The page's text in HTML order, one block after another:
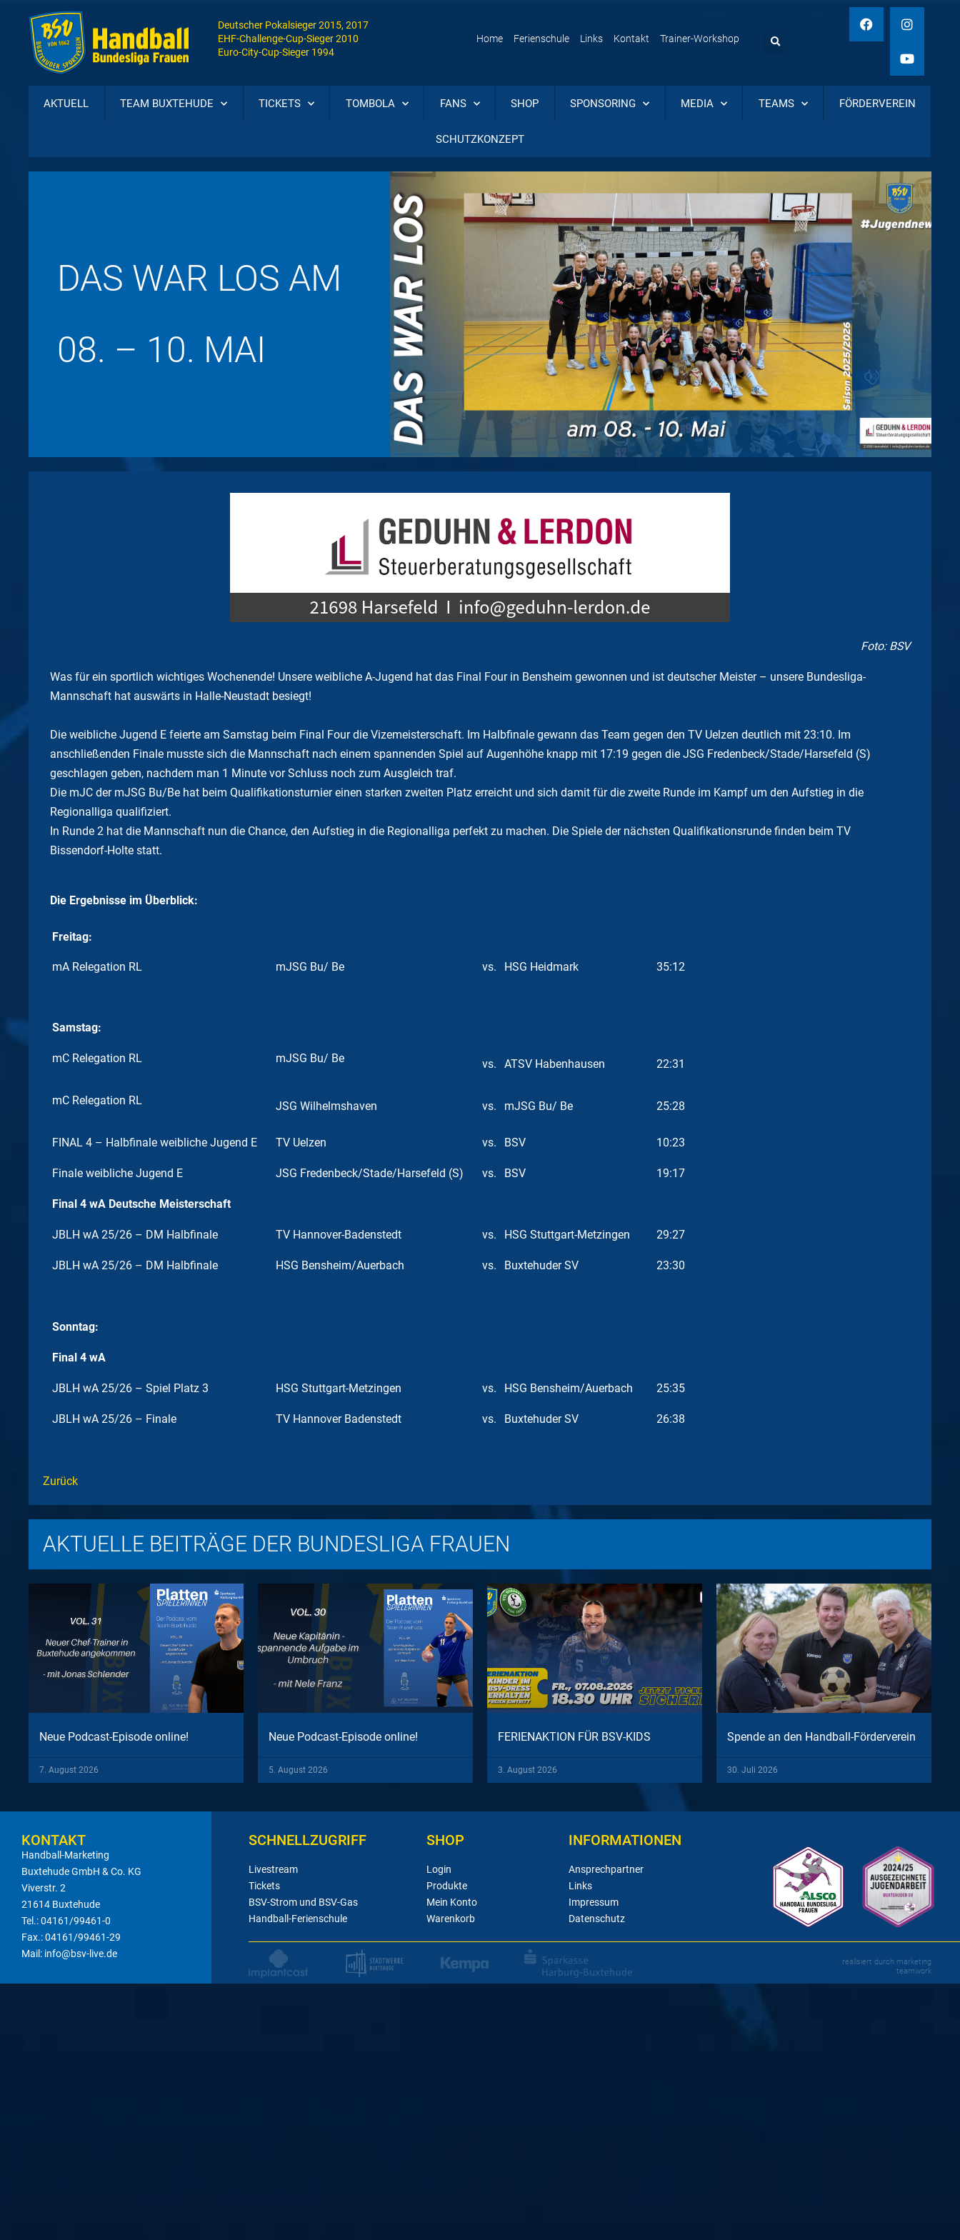
Deutscher Pokalsieger 2015, 2017
EHF-Challenge-Cup-Sieger 2010
Euro-City-Cup-Sieger 1994
Home Ferienschule Links Kontakt Trainer-Workshop
AKTUELL TEAM BUXTEHUDE TICKETS TOMBOLA FANS SHOP SPONSORING MEDIA TEAMS FÖRDERVEREIN
SCHUTZKONZEPT
DAS WAR LOS AM
08. – 10. MAI
Foto: BSV
Was für ein sportlich wichtiges Wochenende! Unsere weibliche A-Jugend hat das Final Four in Bensheim gewonnen und ist deutscher Meister – unsere Bundesliga-
Mannschaft hat auswärts in Halle-Neustadt besiegt!
Die weibliche Jugend E feierte am Samstag beim Final Four die Vizemeisterschaft. Im Halbfinale gewann das Team gegen den TV Uelzen deutlich mit 23:10. Im
anschließenden Finale musste sich die Mannschaft nach einem spannenden Spiel auf Augenhöhe knapp mit 17:19 gegen die JSG Fredenbeck/Stade/Harsefeld (S)
geschlagen geben, nachdem man 1 Minute vor Schluss noch zum Ausgleich traf.
Die mJC der mJSG Bu/Be hat beim Qualifikationsturnier einen starken zweiten Platz erreicht und sich damit für die zweite Runde im Kampf um den Aufstieg in die
Regionalliga qualifiziert.
In Runde 2 hat die Mannschaft nun die Chance, den Aufstieg in die Regionalliga perfekt zu machen. Die Spiele der nächsten Qualifikationsrunde finden beim TV
Bissendorf-Holte statt.
Die Ergebnisse im Überblick:
Freitag:
mA Relegation RL mJSG Bu/ Be vs. HSG Heidmark 35:12
Samstag:
mC Relegation RL mJSG Bu/ Be vs. ATSV Habenhausen 22:31
mC Relegation RL JSG Wilhelmshaven vs. mJSG Bu/ Be 25:28
FINAL 4 – Halbfinale weibliche Jugend E TV Uelzen vs. BSV 10:23
Finale weibliche Jugend E JSG Fredenbeck/Stade/Harsefeld (S) vs. BSV 19:17
Final 4 wA Deutsche Meisterschaft
JBLH wA 25/26 – DM Halbfinale TV Hannover-Badenstedt vs. HSG Stuttgart-Metzingen 29:27
JBLH wA 25/26 – DM Halbfinale HSG Bensheim/Auerbach vs. Buxtehuder SV 23:30
Sonntag:
Final 4 wA
JBLH wA 25/26 – Spiel Platz 3 HSG Stuttgart-Metzingen vs. HSG Bensheim/Auerbach 25:35
JBLH wA 25/26 – Finale TV Hannover Badenstedt vs. Buxtehuder SV 26:38
Zurück
AKTUELLE BEITRÄGE DER BUNDESLIGA FRAUEN
Neue Podcast-Episode online!
7. August 2026
Neue Podcast-Episode online!
5. August 2026
FERIENAKTION FÜR BSV-KIDS
3. August 2026
Spende an den Handball-Förderverein
30. Juli 2026
KONTAKT
Handball-Marketing
Buxtehude GmbH & Co. KG
Viverstr. 2
21614 Buxtehude
Tel.: 04161/99461-0
Fax.: 04161/99461-29
Mail: info@bsv-live.de
SCHNELLZUGRIFF
Livestream
Tickets
BSV-Strom und BSV-Gas
Handball-Ferienschule
SHOP
Login
Produkte
Mein Konto
Warenkorb
INFORMATIONEN
Ansprechpartner
Links
Impressum
Datenschutz
realisiert durch marketing
teamwork